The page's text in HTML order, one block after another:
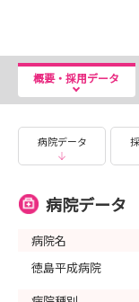
概要・採用データ
病院データ
病院データ
病院名
徳島平成病院